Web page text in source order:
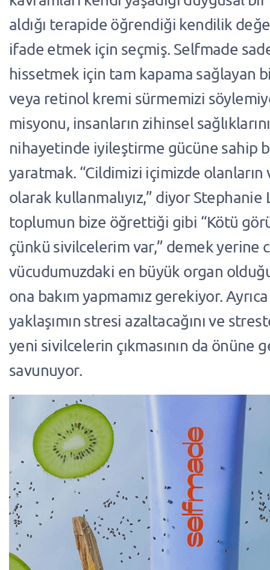
aldığı terapide öğrendiği kendilik
ifade etmek için seçmiş. Selfmade
hissetmek için tam kapama sağlayan
veya retinol kremi sürmemizi
misyonu, insanların zihinsel
nihayetinde iyileştirme gücüne sahip
yaratmak. “Cildimizi içimizde olanların
olarak kullanmalıyız,” diyor Stephanie
toplumun bize öğrettiği gibi “Kötü
çünkü sivilcelerim var,” demek yerine
vücudumuzdaki en büyük organ
ona bakım yapmamız gerekiyor.
yaklaşımın stresi azaltacağını ve
yeni sivilcelerin çıkmasının da önüne
savunuyor.